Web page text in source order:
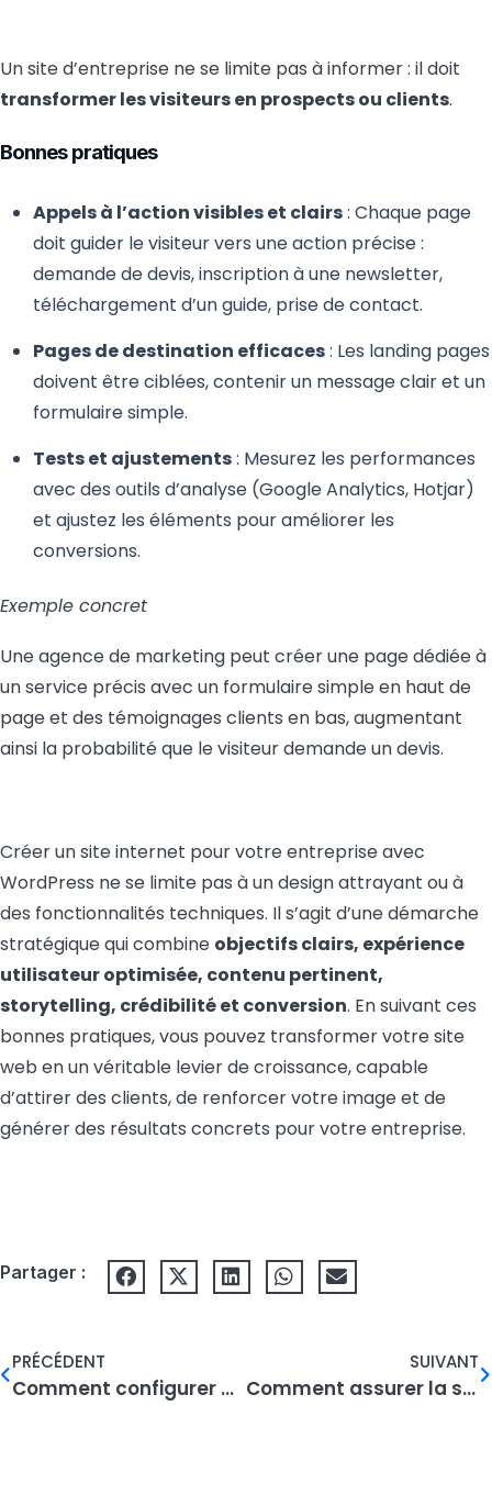
Un site d’entreprise ne se limite pas à informer : il doit
transformer les visiteurs en prospects ou clients.
Bonnes pratiques
Appels à l’action visibles et clairs: Chaque page
doit guider le visiteur vers une action précise :
demande de devis, inscription à une newsletter,
téléchargement d’un guide, prise de contact.
Pages de destination efficaces: Les landing pages
doivent être ciblées, contenir un message clair et un
formulaire simple.
Tests et ajustements: Mesurez les performances
avec des outils d’analyse (Google Analytics, Hotjar)
et ajustez les éléments pour améliorer les
conversions.
Exemple concret
Une agence de marketing peut créer une page dédiée à
un service précis avec un formulaire simple en haut de
page et des témoignages clients en bas, augmentant
ainsi la probabilité que le visiteur demande un devis.
Créer un site internet pour votre entreprise avec
WordPress ne se limite pas à un design attrayant ou à
des fonctionnalités techniques. Il s’agit d’une démarche
stratégique qui combine objectifs clairs, expérience
utilisateur optimisée, contenu pertinent,
storytelling, crédibilité et conversion. En suivant ces
bonnes pratiques, vous pouvez transformer votre site
web en un véritable levier de croissance, capable
d’attirer des clients, de renforcer votre image et de
générer des résultats concrets pour votre entreprise.
Partager :
PRÉCÉDENT
Comment configurer un compte Meta Business Portfolio ?
SUIVANT
Comment assurer la sécurité des données en ligne ?